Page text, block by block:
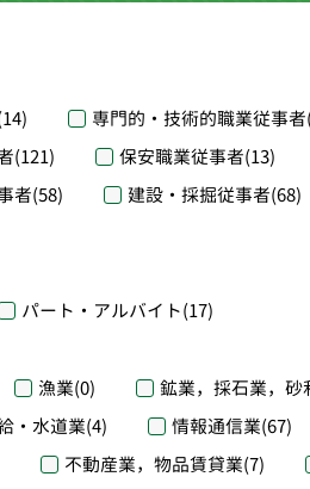
専門的・技術的職業従事者
(121) 保安職業従事者(13)
者(58) 建設・採掘従事者(68)
パート・アルバイト(17)
漁業(0) 鉱業，採石業，砂
・水道業(4) 情報通信業(67)
不動産業，物品賃貸業(7)